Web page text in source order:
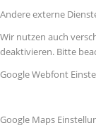
Andere externe
Wir nutzen auch
deaktivieren. Bitte
Google Webfont
Google Maps